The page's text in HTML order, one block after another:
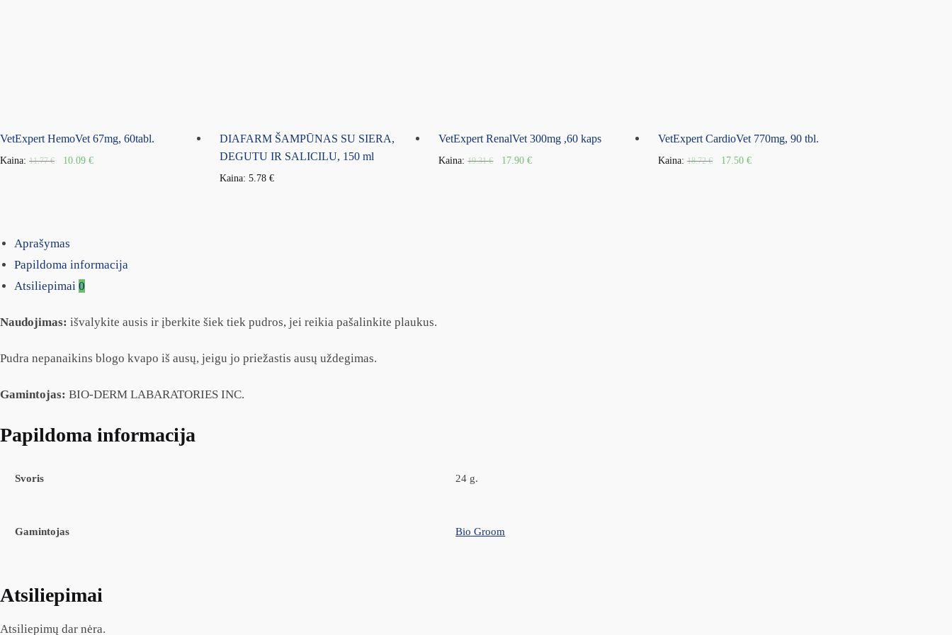
VetExpert HemoVet 67mg, 60tabl.
Kaina: 11.77€ 10.09 €
DIAFARM ŠAMPŪNAS SU SIERA,
DEGUTU IR SALICILU, 150 ml
Kaina: 5.78 €
VetExpert RenalVet 300mg ,60 kaps
Kaina:19.31€ 17.90€
VetExpert CardioVet 770mg, 90 tbl.
Kaina:18.72€ 17.50€
Aprašymas
Papildoma informacija
Atsiliepimai 0
Naudojimas: išvalykite ausis ir įberkite šiek tiek pudros, jei reikia pašalinkite plaukus.
Pudra nepanaikins blogo kvapo iš ausų, jeigu jo priežastis ausų uždegimas.
Gamintojas: BIO-DERM LABARATORIES INC.
Papildoma informacija
Svoris 24 g.
Gamintojas Bio Groom
Atsiliepimai
Atsiliepimų dar nėra.